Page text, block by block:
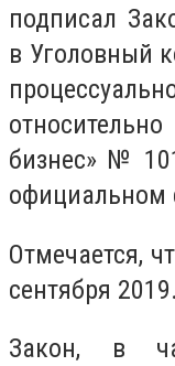
подписал
в Уголовный
бизнес» №
официальном
Отмечается,
сентября 2019.
Закон, в